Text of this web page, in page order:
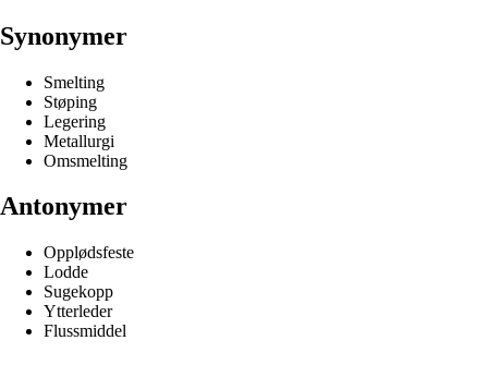
Synonymer
Smelting
Støping
Legering
Metallurgi
Omsmelting
Antonymer
Opplødsfeste
Lodde
Sugekopp
Ytterleder
Flussmiddel